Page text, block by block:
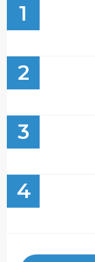
1
2
3
4